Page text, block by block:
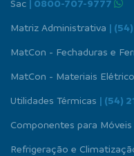
Sac
| 0800-707-9777
Matriz Administrativa |
MatCon - Fechaduras e
MatCon - Materiais
Utilidades Térmicas | (54)
Componentes para Móveis
Refrigeração e